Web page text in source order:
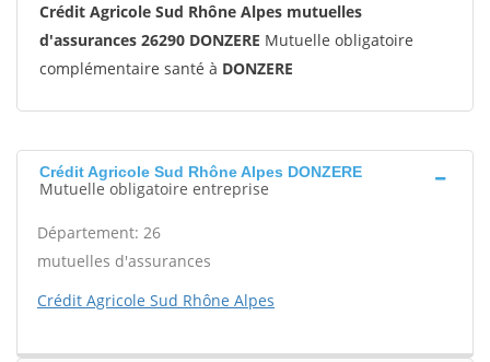
Crédit Agricole Sud Rhône Alpes mutuelles
d'assurances 26290 DONZERE Mutuelle obligatoire
complémentaire santé à DONZERE
Crédit Agricole Sud Rhône Alpes DONZERE
Mutuelle obligatoire entreprise
Département: 26
mutuelles d'assurances
Crédit Agricole Sud Rhône Alpes